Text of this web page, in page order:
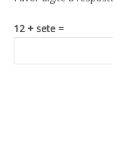
12 + sete =